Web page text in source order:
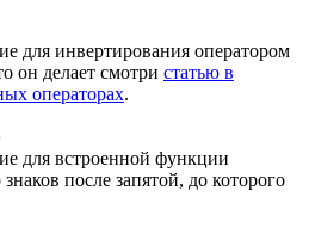
для инвертирования оператором
он делает смотри статью в
операторах.
для встроенной функции
знаков после запятой, до которого